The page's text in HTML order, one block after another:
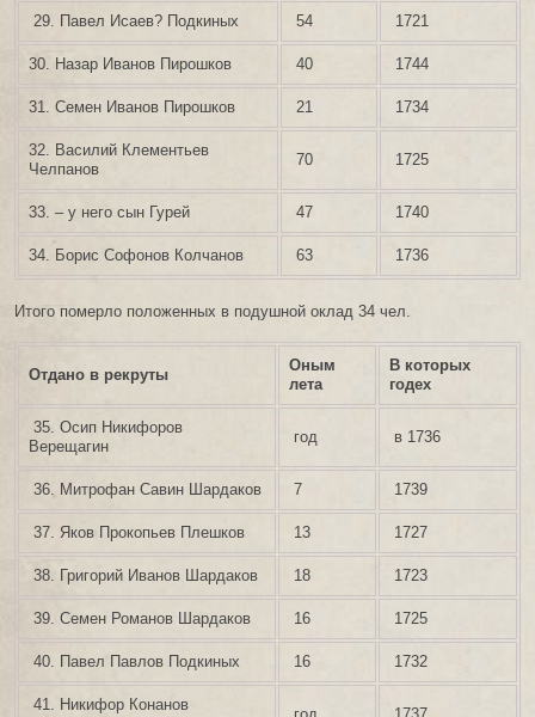
29. Павел Исаев? Подкиных 54 1721
30. Назар Иванов Пирошков 40 1744
31. Семен Иванов Пирошков 21 1734
32. Василий Клементьев
Челпанов
70 1725
33. – у него сын Гурей 47 1740
34. Борис Софонов Колчанов 63 1736
Итого померло положенных в подушной оклад 34 чел.
Отдано в рекруты
Оным
лета
В которых
годех
35. Осип Никифоров
Верещагин
год в 1736
36. Митрофан Савин Шардаков 7 1739
37. Яков Прокопьев Плешков 13 1727
38. Григорий Иванов Шардаков 18 1723
39. Семен Романов Шардаков 16 1725
40. Павел Павлов Подкиных 16 1732
41. Никифор Конанов